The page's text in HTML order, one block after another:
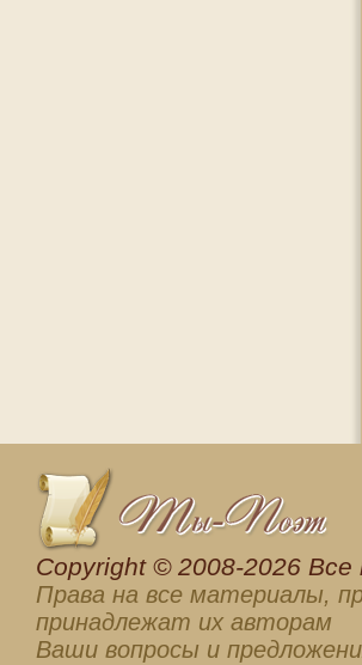
Сopyright © 2008-2026
Права на все материалы,
принадлежат их авторам
Ваши вопросы и